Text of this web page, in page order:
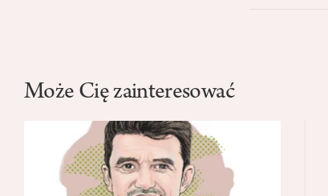
Może Cię zainteresować